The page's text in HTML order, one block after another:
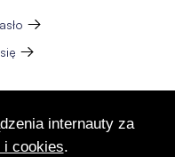
internauty za
i cookies.